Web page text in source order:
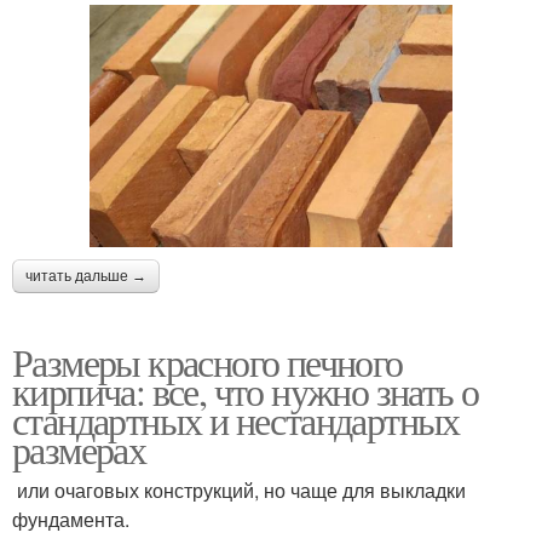
читать дальше →
Размеры красного печного
кирпича: все, что нужно знать о
стандартных и нестандартных
размерах
или очаговых конструкций, но чаще для выкладки
фундамента.